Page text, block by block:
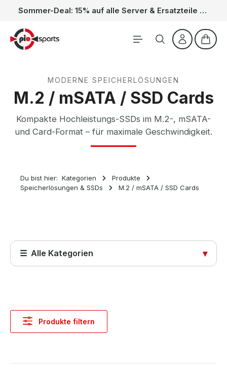
Zum Hauptinhalt springen Sommer-Deal: 15% auf alle Server & Ersatzteile – Kein Code nötig, der Rabatt wird automatisch im Warenkorb abgezogen. Gültig vom 01.06. bis 31.08.
MODERNE SPEICHERLÖSUNGEN
M.2 / mSATA / SSD Cards
Kompakte Hochleistungs-SSDs im M.2-, mSATA-
und Card-Format – für maximale Geschwindigkeit.
Du bist hier: Kategorien
Produkte
Speicherlösungen & SSDs
M.2 / mSATA / SSD Cards
☰ Alle Kategorien ▾
Produkte
Abdeckungen
Produkte filtern